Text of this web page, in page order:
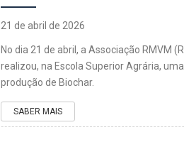
21 de abril de 2026
No dia 21 de abril, a Associação RMVM
realizou, na Escola Superior Agrária,
produção de Biochar.
SABER MAIS